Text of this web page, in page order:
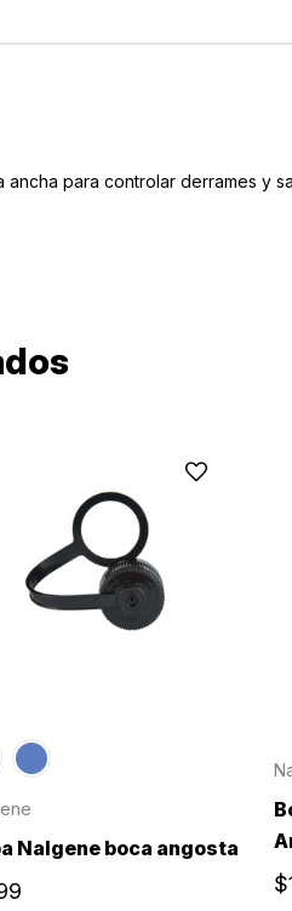
para controlar derrames y
Nalgene boca angosta